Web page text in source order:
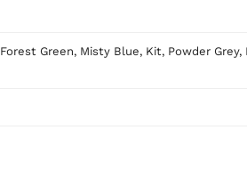
Forest Green, Misty Blue, Kit, Powder